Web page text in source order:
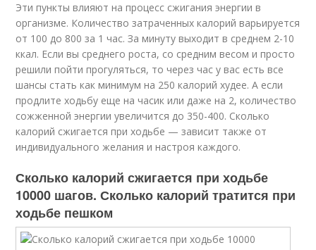
Эти пункты влияют на процесс сжигания энергии в
организме. Количество затраченных калорий варьируется
от 100 до 800 за 1 час. За минуту выходит в среднем 2-10
ккал. Если вы среднего роста, со средним весом и просто
решили пойти прогуляться, то через час у вас есть все
шансы стать как минимум на 250 калорий худее. А если
продлите ходьбу еще на часик или даже на 2, количество
сожженной энергии увеличится до 350-400. Сколько
калорий сжигается при ходьбе — зависит также от
индивидуального желания и настроя каждого.
Сколько калорий сжигается при ходьбе
10000 шагов. Сколько калорий тратится при
ходьбе пешком